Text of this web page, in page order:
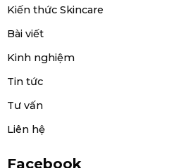
Kiến thức Skincare
Bài viết
Kinh nghiệm
Tin tức
Tư vấn
Liên hệ
Facebook